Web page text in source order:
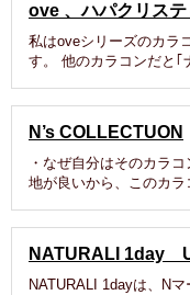
ove 、ハパクリステ
私はoveシリーズのカラ
す。 他のカラコンだと
N’s COLLECTUON
・なぜ自分はそのカラ
地が良いから、このカ
NATURALI 1day
NATURALI 1dayは、N